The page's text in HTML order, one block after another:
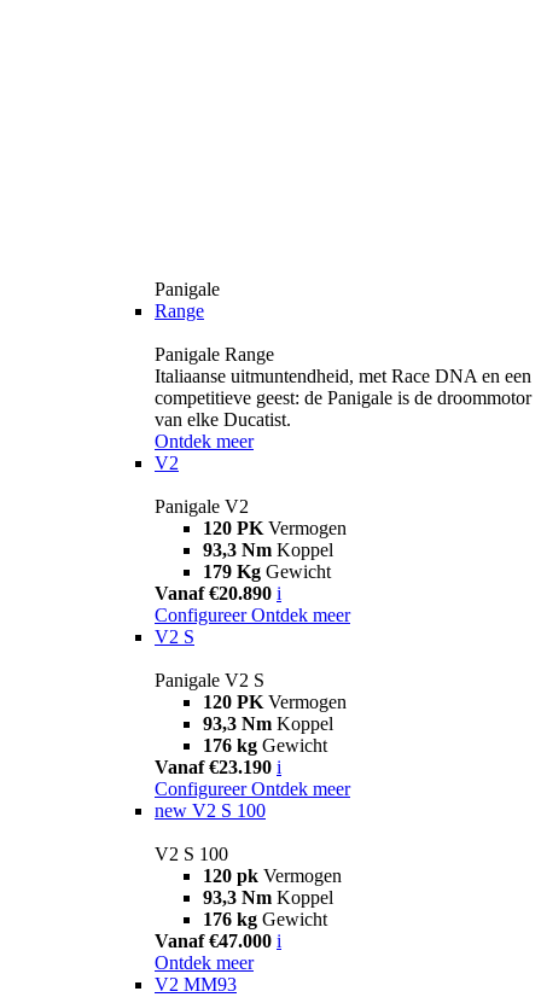
Panigale
Range
Panigale Range
Italiaanse uitmuntendheid, met Race DNA en een
competitieve geest: de Panigale is de droommotor
van elke Ducatist.
Ontdek meer
V2
Panigale V2
120 PK Vermogen
93,3 Nm Koppel
179 Kg Gewicht
Vanaf €20.890 i
Configureer Ontdek meer
V2 S
Panigale V2 S
120 PK Vermogen
93,3 Nm Koppel
176 kg Gewicht
Vanaf €23.190 i
Configureer Ontdek meer
new V2 S 100
V2 S 100
120 pk Vermogen
93,3 Nm Koppel
176 kg Gewicht
Vanaf €47.000 i
Ontdek meer
V2 MM93